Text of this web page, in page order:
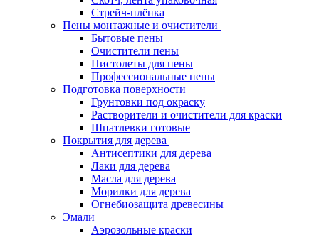
Стрейч-плёнка
Пены монтажные и очистители
Бытовые пены
Очистители пены
Пистолеты для пены
Профессиональные пены
Подготовка поверхности
Грунтовки под окраску
Растворители и очистители для краски
Шпатлевки готовые
Покрытия для дерева
Антисептики для дерева
Лаки для дерева
Масла для дерева
Морилки для дерева
Огнебиозащита древесины
Эмали
Аэрозольные краски